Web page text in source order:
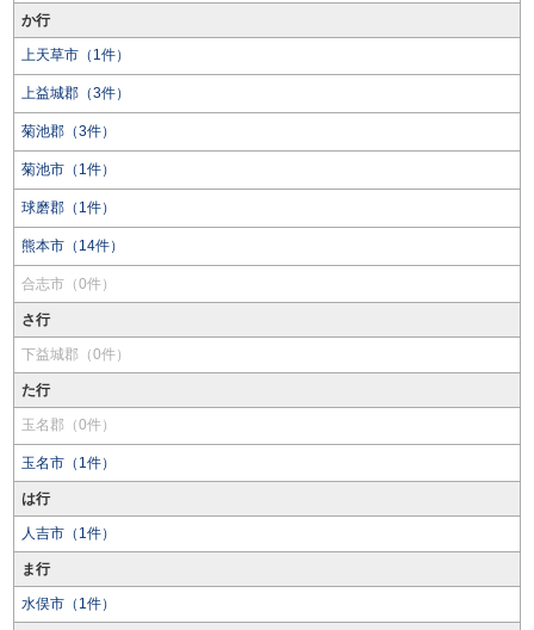
か行
上天草市（1件）
上益城郡（3件）
菊池郡（3件）
菊池市（1件）
球磨郡（1件）
熊本市（14件）
合志市（0件）
さ行
下益城郡（0件）
た行
玉名郡（0件）
玉名市（1件）
は行
人吉市（1件）
ま行
水俣市（1件）